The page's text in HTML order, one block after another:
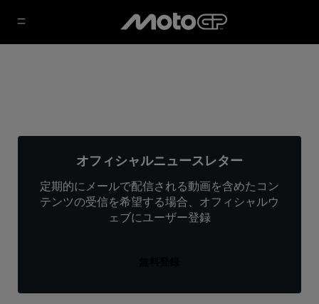
オフィシャルニュースレター
定期的にメールで配信される動画を含めたコン
テンツの受信を希望する場合、オフィシャルウ
ェブにユーザー登録